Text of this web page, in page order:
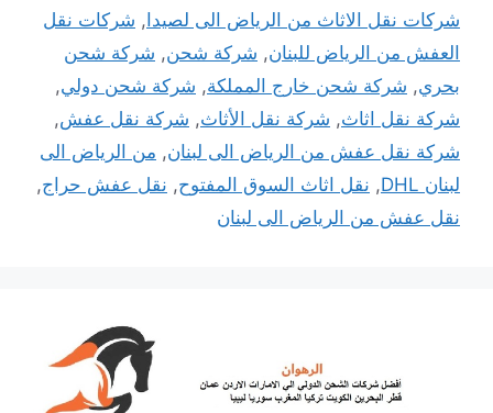
شركات نقل الاثاث من الرياض الى لصيدا , شركات نقل
العفش من الرياض للبنان, شركة شحن, شركة شحن
بحري, شركة شحن خارج المملكة, شركة شحن دولي,
شركة نقل اثاث, شركة نقل الأثاث, شركة نقل عفش,
شركة نقل عفش من الرياض الى لبنان, من الرياض الى
لبنان DHL
, نقل اثاث السوق المفتوح, نقل عفش حراج,
نقل عفش من الرياض الى لبنان